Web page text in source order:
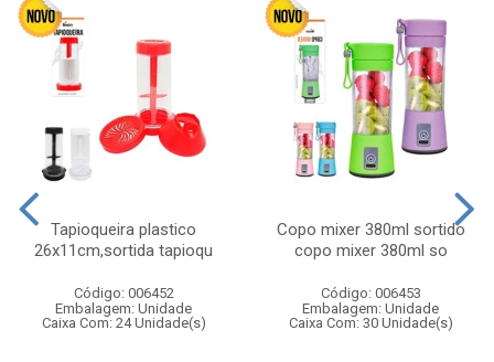
Tapioqueira plastico
26x11cm,sortida tapioqu
Código: 006452
Embalagem: Unidade
Caixa Com: 24 Unidade(s)
Copo mixer 380ml sortido
copo mixer 380ml so
Código: 006453
Embalagem: Unidade
Caixa Com: 30 Unidade(s)